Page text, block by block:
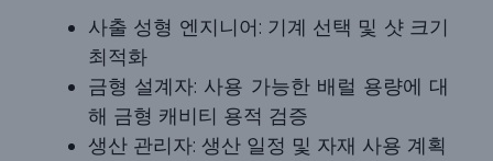
사출 성형 엔지니어: 기계 선택 및 샷 크기
최적화
금형 설계자: 사용 가능한 배럴 용량에 대
해 금형 캐비티 용적 검증
생산 관리자: 생산 일정 및 자재 사용 계획